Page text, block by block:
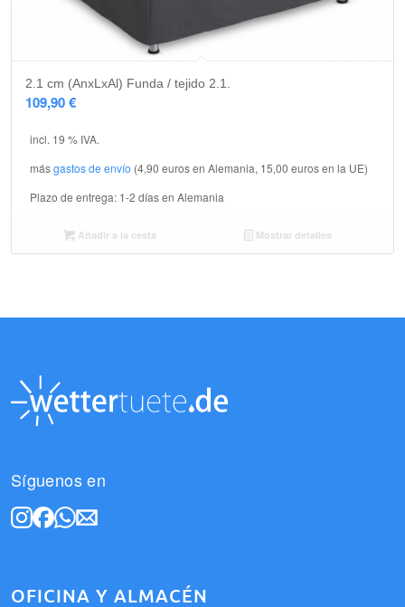
2.1 cm (AnxLxAl) Funda / tejido 2.1.
109,90€
incl. 19 % IVA.
másgastos de envío (4,90 euros en Alemania, 15,00 euros en la UE)
Plazo de entrega: 1-2 días en Alemania
Añadir a la cesta Mostrar detalles
Síguenos en
OFICINA Y ALMACÉN